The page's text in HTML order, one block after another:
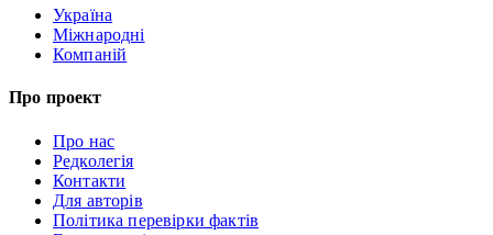
Україна
Міжнародні
Компаній
Про проект
Про нас
Редколегія
Контакти
Для авторів
Політика перевірки фактів